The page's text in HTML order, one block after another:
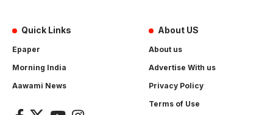
Quick Links
Epaper
Morning India
Aawami News
About US
About us
Advertise With us
Privacy Policy
Terms of Use